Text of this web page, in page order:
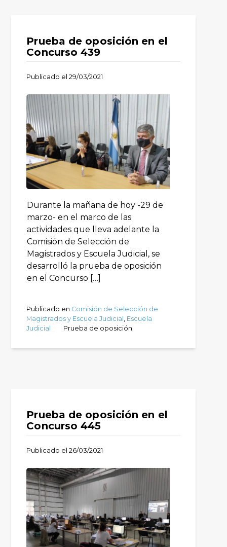
Prueba de oposición en el
Concurso 439
Publicado el29/03/2021
Durante la mañana de hoy -29 de
marzo- en el marco de las
actividades que lleva adelante la
Comisión de Selección de
Magistrados y Escuela Judicial, se
desarrolló la prueba de oposición
en el Concurso […]
Publicado en Comisión de Selección de
Magistrados y Escuela Judicial , Escuela
Judicial
Prueba de oposición
Prueba de oposición en el
Concurso 445
Publicado el26/03/2021